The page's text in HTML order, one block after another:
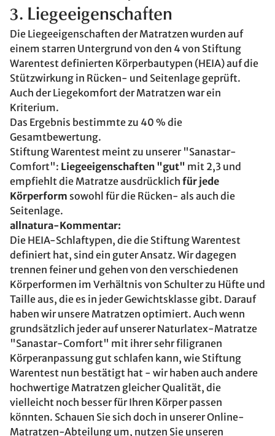
3. Liegeeigenschaften
Die Liegeeigenschaften der Matratzen wurden auf
einem starren Untergrund von den 4 von Stiftung
Warentest definierten Körperbautypen (HEIA) auf die
Stützwirkung in Rücken- und Seitenlage geprüft.
Auch der Liegekomfort der Matratzen war ein
Kriterium.
Das Ergebnis bestimmte zu 40 % die
Gesamtbewertung.
Stiftung Warentest meint zu unserer "Sanastar-
Comfort": Liegeeigenschaften "gut" mit 2,3 und
empfiehlt die Matratze ausdrücklich für jede
Körperform sowohl für die Rücken- als auch die
Seitenlage.
allnatura-Kommentar:
Die HEIA-Schlaftypen, die die Stiftung Warentest
definiert hat, sind ein guter Ansatz. Wir dagegen
trennen feiner und gehen von den verschiedenen
Körperformen im Verhältnis von Schulter zu Hüfte und
Taille aus, die es in jeder Gewichtsklasse gibt. Darauf
haben wir unsere Matratzen optimiert. Auch wenn
grundsätzlich jeder auf unserer Naturlatex-Matratze
"Sanastar-Comfort" mit ihrer sehr filigranen
Körperanpassung gut schlafen kann, wie Stiftung
Warentest nun bestätigt hat - wir haben auch andere
hochwertige Matratzen gleicher Qualität, die
vielleicht noch besser für Ihren Körper passen
könnten. Schauen Sie sich doch in unserer Online-
Matratzen-Abteilung um, nutzen Sie unseren